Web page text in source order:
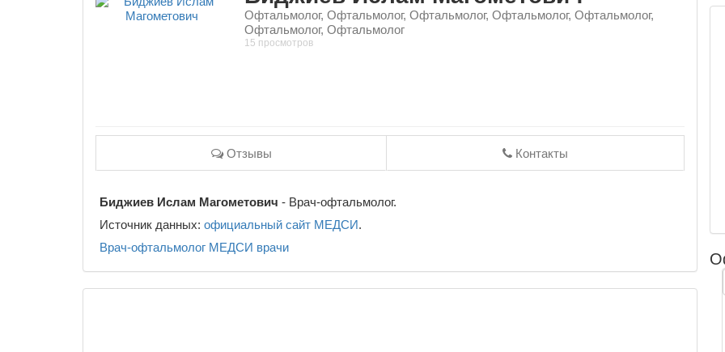
Офтальмолог, Офтальмолог, Офтальмолог, Офтальмолог, Офтальмолог,
Офтальмолог, Офтальмолог
15 просмотров
Отзывы Контакты
Биджиев Ислам Магометович - Врач-офтальмолог.
Источник данных: официальный сайт МЕДСИ.
Врач-офтальмолог МЕДСИ врачи